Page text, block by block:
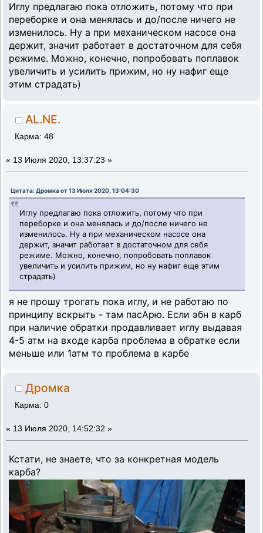
Иглу предлагаю пока отложить, потому что при
переборке и она менялась и до/после ничего не
изменилось. Ну а при механическом насосе она
держит, значит работает в достаточном для себя
режиме. Можно, конечно, попробовать поплавок
увеличить и усилить прижим, но ну нафиг еще
этим страдать)
AL.NE.
Карма: 48
« 13 Июля 2020, 13:37:23 »
Цитата: Дромка от 13 Июля 2020, 13:04:30
Иглу предлагаю пока отложить, потому что при
переборке и она менялась и до/после ничего не
изменилось. Ну а при механическом насосе она
держит, значит работает в достаточном для себя
режиме. Можно, конечно, попробовать поплавок
увеличить и усилить прижим, но ну нафиг еще этим
страдать)
я не прошу трогать пока иглу, и не работаю по
принципу вскрыть - там пасАрю. Если эбн в карб
при наличие обратки продавливает иглу выдавая
4-5 атм на входе карба проблема в обратке если
меньше или 1атм то проблема в карбе
Дромка
Карма: 0
« 13 Июля 2020, 14:52:32 »
Кстати, не знаете, что за конкретная модель
карба?